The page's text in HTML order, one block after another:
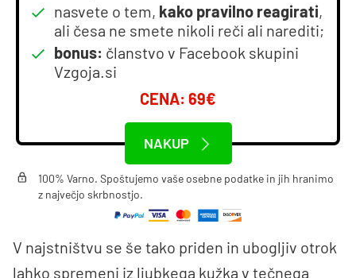
nasvete o tem, kako pravilno reagirati,
ali česa ne smete nikoli reči ali narediti;
bonus: članstvo v Facebook skupini
Vzgoja.si
CENA: 69€
NAKUP
100% Varno. Spoštujemo vaše osebne podatke in jih hranimo
z največjo skrbnostjo.
V najstništvu se še tako priden in ubogljiv otrok
lahko spremeni iz ljubkega kužka v tečnega